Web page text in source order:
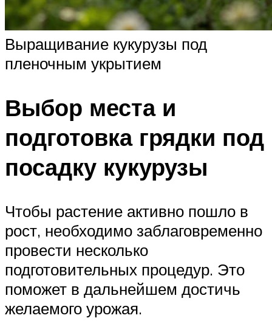
Выращивание кукурузы под
пленочным укрытием
Выбор места и
подготовка грядки под
посадку кукурузы
Чтобы растение активно пошло в
рост, необходимо заблаговременно
провести несколько
подготовительных процедур. Это
поможет в дальнейшем достичь
желаемого урожая.